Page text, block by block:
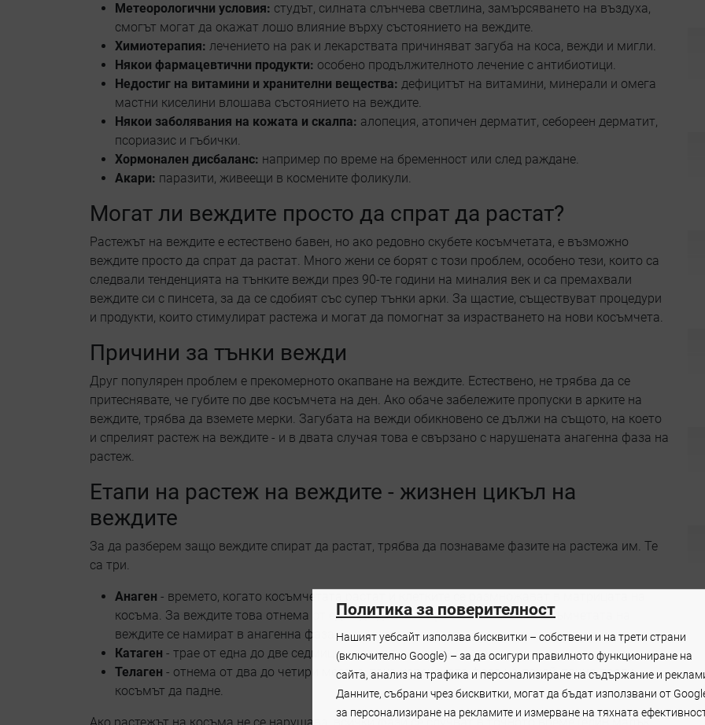
Метеорологични условия: студът, силната слънчева светлина, замърсяването на въздуха,
смогът могат да окажат лошо влияние върху състоянието на веждите.
Химиотерапия: лечението на рак и лекарствата причиняват загуба на коса, вежди и мигли.
Някои фармацевтични продукти: особено продължителното лечение с антибиотици.
Недостиг на витамини и хранителни вещества: дефицитът на витамини, минерали и омега
мастни киселини влошава състоянието на веждите.
Някои заболявания на кожата и скалпа: алопеция, атопичен дерматит, себореен дерматит,
псориазис и гъбички.
Хормонален дисбаланс: например по време на бременност или след раждане.
Акари: паразити, живеещи в космените фоликули.
Могат ли веждите просто да спрат да растат?
Растежът на веждите е естествено бавен, но ако редовно скубете косъмчетата, е възможно
веждите просто да спрат да растат. Много жени се борят с този проблем, особено тези, които са
следвали тенденцията на тънките вежди през 90-те години на миналия век и са премахвали
веждите си с пинсета, за да се сдобият със супер тънки арки. За щастие, съществуват процедури
и продукти, които стимулират растежа и могат да помогнат за израстването на нови косъмчета.
Причини за тънки вежди
Друг популярен проблем е прекомерното окапване на веждите. Естествено, не трябва да се
притеснявате, че губите по две косъмчета на ден. Ако обаче забележите пропуски в арките на
веждите, трябва да вземете мерки. Загубата на вежди обикновено се дължи на същото, на което
и спрелият растеж на веждите - и в двата случая това е свързано с нарушената анагенна фаза на
растеж.
Етапи на растеж на веждите - жизнен цикъл на
веждите
За да разберем защо веждите спират да растат, трябва да познаваме фазите на растежа им. Те
са три.
Анаген - времето, когато косъмчетата растат и клетките се размножават в матрицата на
косъма. За веждите това отнема от един до два месеца. Около 10 % от косъмчетата на
веждите се намират в анагенна фаза.
Катаген - трае от една до две седмици; косъмът спира да расте.
Телаген - отнема от два до четири месеца; така наречената фаза на покой, точно преди
косъмът да падне.
Политика за поверителност
Нашият уебсайт използва бисквитки – собствени и на трети страни
(включително Google) – за да осигури правилното функциониране на
сайта, анализ на трафика и персонализиране на съдържание и
Данните, събрани чрез бисквитки, могат да бъдат използвани от
за персонализиране на рекламите и измерване на тяхната